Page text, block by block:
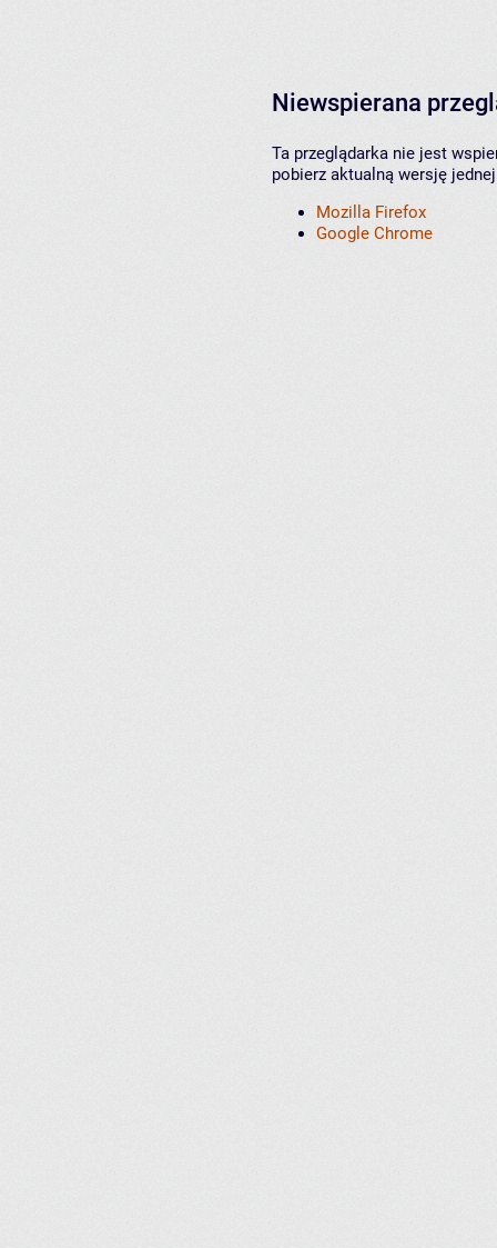
Niewspierana
Ta przeglądarka nie jest
pobierz aktualną wersję
Mozilla Firefox
Google Chrome